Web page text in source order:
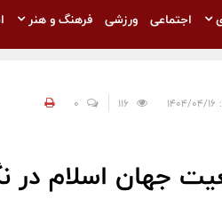
اجتماعی ورزشی فرهنگ و هنر
0
جهان اسلام در